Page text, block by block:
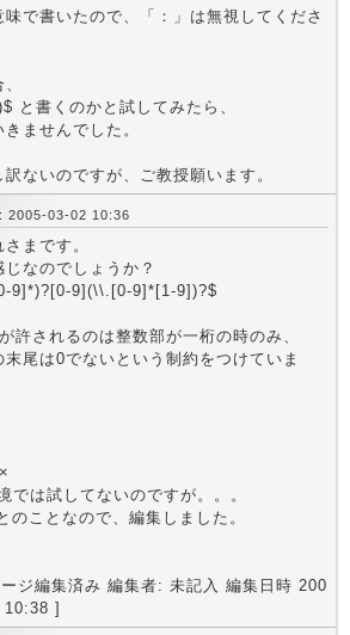
味で書いたので、「：」は無視してくださ
と書くのかと試してみたら、
きませんでした。
訳ないのですが、ご教授願います。
2005-03-02 10:36
まです。
じなのでしょうか？
9]*)?[0-9](\\.[0-9]*[1-9])?$
許されるのは整数部が一桁の時のみ、
末尾は0でないという制約をつけていま
では試してないのですが。。。
のことなので、編集しました。
ジ編集済み 編集者: 未記入 編集日時 200
10:38 ]